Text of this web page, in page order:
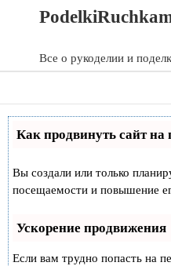
Все о рукоделии и
Как продвинуть сайт на
Вы создали или только
посещаемости и повышение
Ускорение продвижения
Если вам трудно попасть на